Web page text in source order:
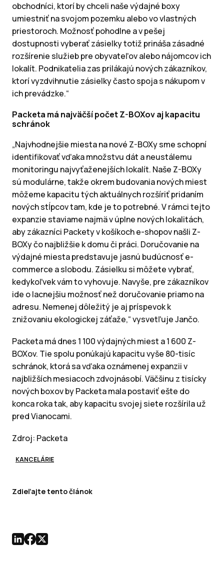
obchodníci, ktorí by chceli naše výdajné boxy
umiestniť na svojom pozemku alebo vo vlastných
priestoroch. Možnosť pohodlne a v pešej
dostupnosti vyberať zásielky totiž prináša zásadné
rozšírenie služieb pre obyvateľov alebo nájomcov ich
lokalít. Podnikatelia zas prilákajú nových zákazníkov,
ktorí vyzdvihnutie zásielky často spoja s nákupom v
ich prevádzke.“
Packeta má najväčší počet Z-BOXov aj kapacitu
schránok
„Najvhodnejšie miesta na nové Z-BOXy sme schopní
identifikovať vďaka množstvu dát a neustálemu
monitoringu najvyťaženejších lokalít. Naše Z-BOXy
sú modulárne, takže okrem budovania nových miest
môžeme kapacitu tých aktuálnych rozšíriť pridaním
nových stĺpcov tam, kde je to potrebné. V rámci tejto
expanzie staviame najmä v úplne nových lokalitách,
aby zákazníci Packety v košíkoch e-shopov našli Z-
BOXy čo najbližšie k domu či práci. Doručovanie na
výdajné miesta predstavuje jasnú budúcnosť e-
commerce a slobodu. Zásielku si môžete vybrať,
kedykoľvek vám to vyhovuje. Navyše, pre zákazníkov
ide o lacnejšiu možnosť než doručovanie priamo na
adresu. Nemenej dôležitý je aj príspevok k
znižovaniu ekologickej záťaže,“ vysvetľuje Jančo.
Packeta má dnes 1 100 výdajných miest a 1 600 Z-
BOXov. Tie spolu ponúkajú kapacitu vyše 80-tisíc
schránok, ktorá sa vďaka oznámenej expanzii v
najbližších mesiacoch zdvojnásobí. Väčšinu z tisícky
nových boxov by Packeta mala postaviť ešte do
konca roka tak, aby kapacitu svojej siete rozšírila už
pred Vianocami.
Zdroj: Packeta
KANCELÁRIE
Zdieľajte tento článok